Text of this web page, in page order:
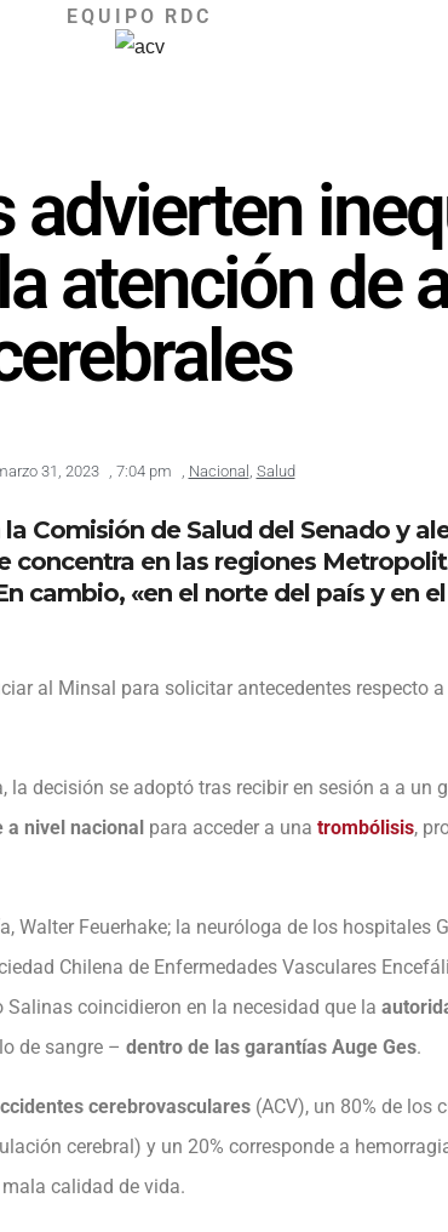
EQUIPO RDC
advierten
atención de
31, 2023 , 7:04 pm , Nacional , Salud
Comisión de Salud del Senado y
concentra en las regiones
cambio, «en el norte del país y en
al Minsal para solicitar antecedentes respecto
la decisión se adoptó tras recibir en sesión a a un
a nivel nacional para acceder a una trombólisis,
Walter Feuerhake; la neuróloga de los hospitales
Chilena de Enfermedades Vasculares
coincidieron en la necesidad que la
de sangre – dentro de las garantías Auge Ges.
cerebrovasculares (ACV), un 80% de los
cerebral) y un 20% corresponde a
calidad de vida.